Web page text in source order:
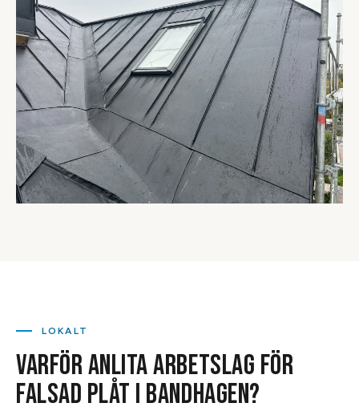
LOKALT
VARFÖR ANLITA ARBETSLAG FÖR
FALSAD PLÅT I BANDHAGEN?